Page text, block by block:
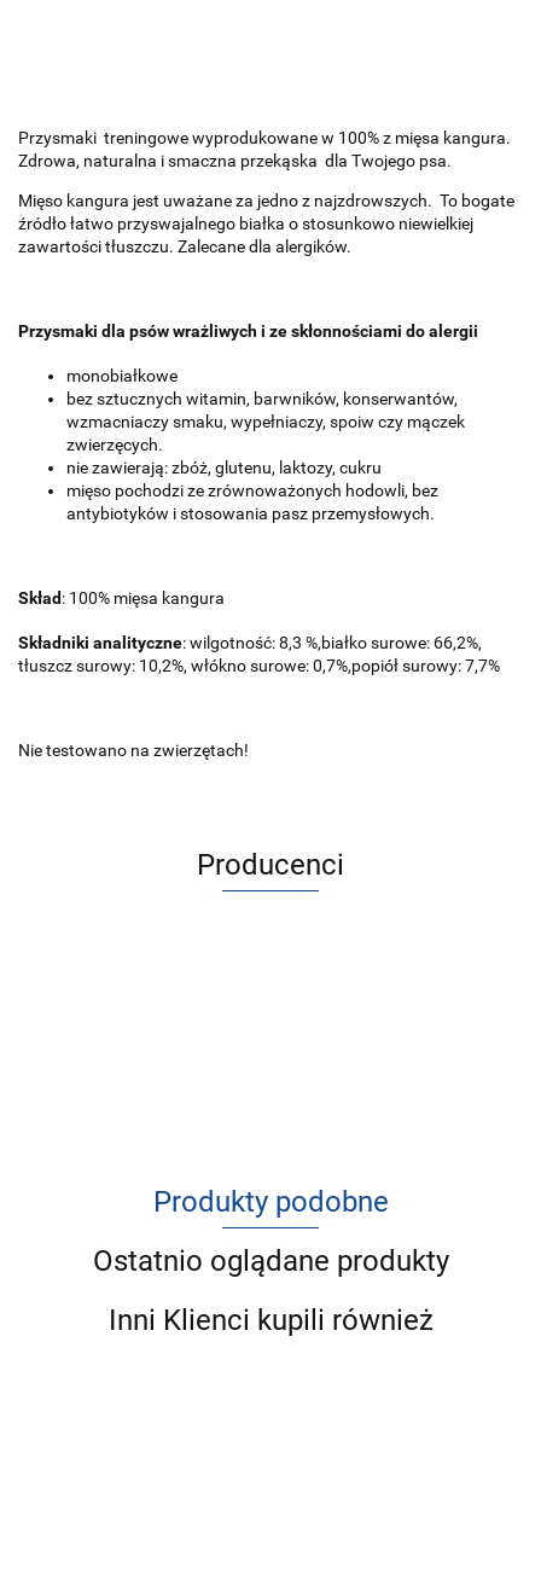
Przysmaki treningowe wyprodukowane w 100% z mięsa kangura.
Zdrowa, naturalna i smaczna przekąska dla Twojego psa.
Mięso kangura jest uważane za jedno z najzdrowszych. To bogate
źródło łatwo przyswajalnego białka o stosunkowo niewielkiej
zawartości tłuszczu. Zalecane dla alergików.
Przysmaki dla psów wrażliwych i ze skłonnościami do alergii
monobiałkowe
bezsztucznych witamin, barwników, konserwantów,
wzmacniaczy smaku, wypełniaczy, spoiw czy mączek
zwierzęcych.
nie zawierają: zbóż, glutenu, laktozy, cukru
mięso pochodzi ze zrównoważonych hodowli, bez
antybiotyków i stosowania pasz przemysłowych.
Skład: 100% mięsa kangura
Składniki analityczne: wilgotność: 8,3 %,białko surowe: 66,2%,
tłuszcz surowy: 10,2%, włókno surowe: 0,7%,popiół surowy: 7,7%
Nie testowano na zwierzętach!
Producenci
Produkty podobne
Ostatnio oglądane produkty
Inni Klienci kupili również